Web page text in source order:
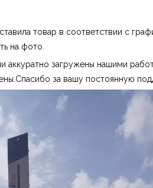
товар в соответствии с
на фото.
аккуратно загружены нашими
за вашу постоянную